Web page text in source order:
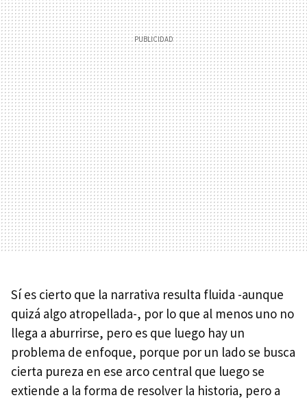
Sí es cierto que la narrativa resulta fluida -aunque
quizá algo atropellada-, por lo que al menos uno no
llega a aburrirse, pero es que luego hay un
problema de enfoque, porque por un lado se busca
cierta pureza en ese arco central que luego se
extiende a la forma de resolver la historia, pero a